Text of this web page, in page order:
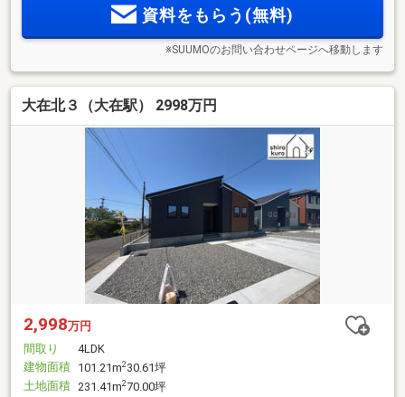
資料をもらう(無料)
※SUUMOのお問い合わせページへ移動します
大在北３（大在駅） 2998万円
2,998万円
間取り
4LDK
建物面積 101.21m230.61坪
土地面積 231.41m270.00坪